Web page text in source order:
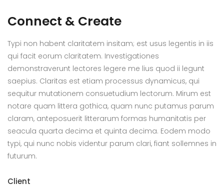
Connect & Create
Typi non habent claritatem insitam; est usus legentis in iis
qui facit eorum claritatem. Investigationes
demonstraverunt lectores legere me lius quod ii legunt
saepius. Claritas est etiam processus dynamicus, qui
sequitur mutationem consuetudium lectorum. Mirum est
notare quam littera gothica, quam nunc putamus parum
claram, anteposuerit litterarum formas humanitatis per
seacula quarta decima et quinta decima. Eodem modo
typi, qui nunc nobis videntur parum clari, fiant sollemnes in
futurum.
Client